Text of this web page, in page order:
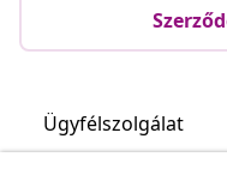
Ügyfélszolgálat